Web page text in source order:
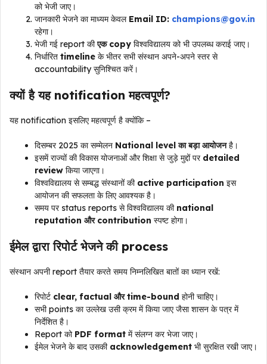
को भेजी जाए।
जानकारी भेजने का माध्यम केवल Email ID: champions@gov.in
रहेगा।
भेजी गई report कीएक copy विश्वविद्यालय को भी उपलब्ध कराई जाए।
निर्धारित timeline के भीतर सभी संस्थान अपने-अपने स्तर से
accountability सुनिश्चित करें।
क्यों है यह notification महत्वपूर्ण?
यह notification इसलिए महत्वपूर्ण है क्योंकि –
दिसम्बर 2025 का सम्मेलन National level का बड़ा आयोजनहै।
इसमें राज्यों की विकास योजनाओं और शिक्षा से जुड़े मुद्दों पर detailed
review किया जाएगा।
विश्वविद्यालय से सम्बद्ध संस्थानों की active participation इस
आयोजन की सफलता के लिए आवश्यक है।
समय पर status reports से विश्वविद्यालय की national
reputation और contribution स्पष्ट होगा।
ईमेल द्वारा रिपोर्ट भेजने की process
संस्थान अपनी report तैयार करते समय निम्नलिखित बातों का ध्यान रखें:
रिपोर्ट clear, factual और time-bound होनी चाहिए।
सभी points का उल्लेख उसी क्रम में किया जाए जैसा शासन के पत्र में
निर्देशित है।
Report को PDF format में संलग्न कर भेजा जाए।
ईमेल भेजने के बाद उसकी acknowledgement भी सुरक्षित रखी जाए।